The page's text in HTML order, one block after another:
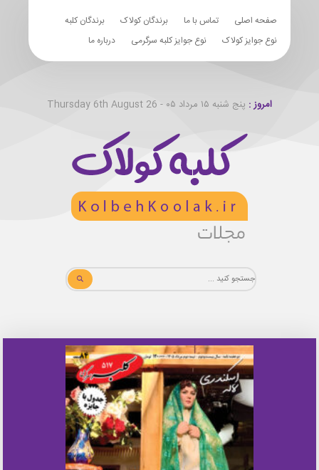
صفحه اصلی تماس با ما برندگان کولاک
برندگان کلبه
نوع جوایز کولاک
نوع جوایز کلبه سرگرمی درباره ما
امروز : پنج شنبه ۱۵ مرداد ۰۵ - Thursday 6th August 26